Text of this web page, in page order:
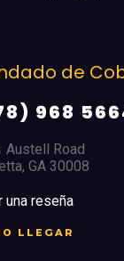
Condado de
4578 Memorial Drive